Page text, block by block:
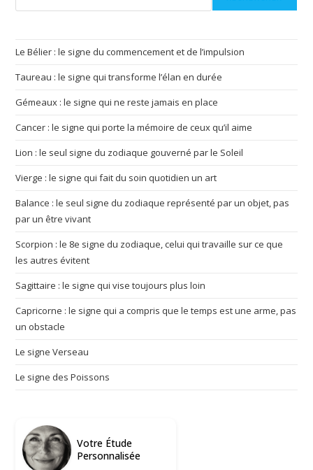
Le Bélier : le signe du commencement et de l’impulsion
Taureau : le signe qui transforme l’élan en durée
Gémeaux : le signe qui ne reste jamais en place
Cancer : le signe qui porte la mémoire de ceux qu’il aime
Lion : le seul signe du zodiaque gouverné par le Soleil
Vierge : le signe qui fait du soin quotidien un art
Balance : le seul signe du zodiaque représenté par un objet, pas
par un être vivant
Scorpion : le 8e signe du zodiaque, celui qui travaille sur ce que
les autres évitent
Sagittaire : le signe qui vise toujours plus loin
Capricorne : le signe qui a compris que le temps est une arme, pas
un obstacle
Le signe Verseau
Le signe des Poissons
Votre Étude
Personnalisée